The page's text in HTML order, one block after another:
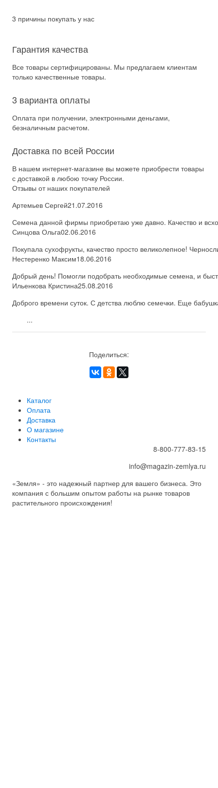
3 причины покупать у нас
Гарантия качества
Все товары сертифицированы. Мы предлагаем клиентам
только качественные товары.
3 варианта оплаты
Оплата при получении, электронными деньгами,
безналичным расчетом.
Доставка по всей России
В нашем интернет-магазине вы можете приобрести товары
с доставкой в любою точку России.
Отзывы от наших покупателей
Артемьев Сергей21.07.2016
Семена данной фирмы приобретаю уже давно. Качество и
Синцова Ольга02.06.2016
Покупала сухофрукты, качество просто великолепное!
Нестеренко Максим18.06.2016
Добрый день! Помогли подобрать необходимые семена, и
Ильенкова Кристина25.08.2016
Доброго времени суток. С детства люблю семечки. Еще
...
Поделиться:
Каталог
Оплата
Доставка
О магазине
Контакты
8-800-777-83-15
info@magazin-zemlya.ru
«Земля» - это надежный партнер для вашего бизнеса. Это
компания с большим опытом работы на рынке товаров
растительного происхождения!